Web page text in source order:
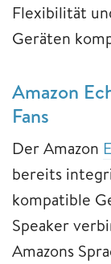
Flexibilität
Geräten
Amazon
Fans
Der Amazon
bereits
kompatible
Speaker
Amazons